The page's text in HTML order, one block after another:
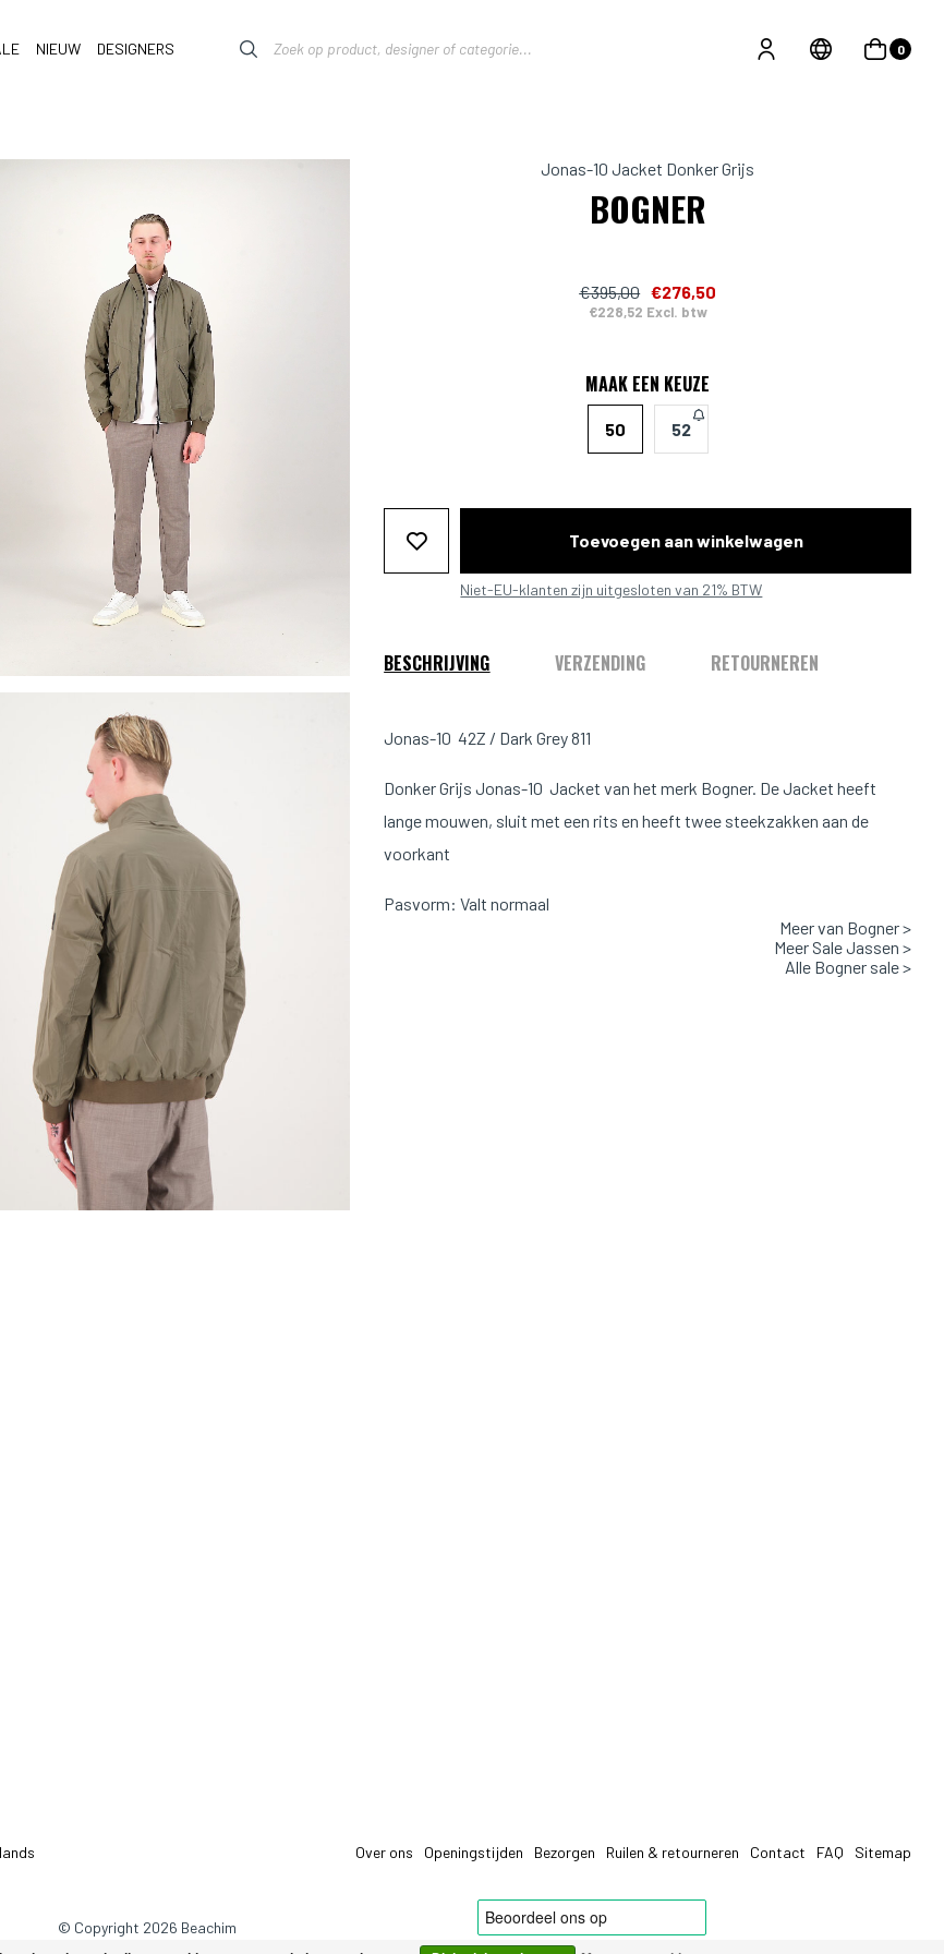
NIEUW DESIGNERS 0
Jonas-10 Jacket Donker Grijs
BOGNER
€395,00 €276,50
€228,52 Excl. btw
MAAK EEN KEUZE
50 52
Toevoegen aan winkelwagen
Niet-EU-klanten zijn uitgesloten van 21% BTW
BESCHRIJVING VERZENDING RETOURNEREN
Jonas-10 42Z / Dark Grey 811
Donker Grijs Jonas-10 Jacket van het merk Bogner. De Jacket heeft
lange mouwen, sluit met een rits en heeft twee steekzakken aan de
voorkant
Pasvorm: Valt normaal
Meer van Bogner >
Meer Sale Jassen >
Alle Bogner sale >
Over ons Openingstijden Bezorgen Ruilen & retourneren Contact FAQ Sitemap
© Copyright 2026 Beachim